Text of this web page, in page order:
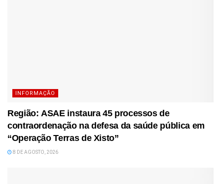
INFORMAÇÃO
Região: ASAE instaura 45 processos de
contraordenação na defesa da saúde pública em
“Operação Terras de Xisto”
8 DE AGOSTO, 2026